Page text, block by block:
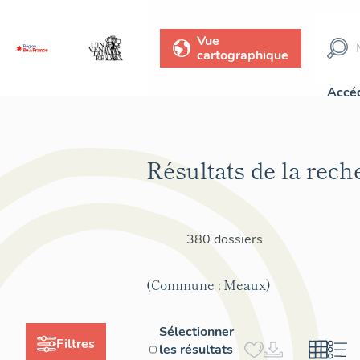
Vue
cartographique
Filtres
Résultats de la
380 dossiers
(Commune : Meaux)
Sélectionner
les résultats